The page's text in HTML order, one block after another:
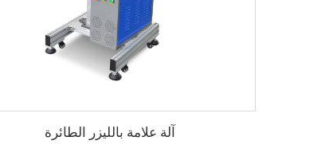
آلة علامة بالليزر الطائرة